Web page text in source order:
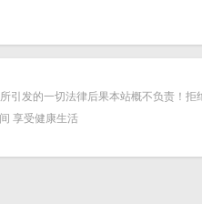
发的一切法律后果本站概不负责！
间 享受健康生活